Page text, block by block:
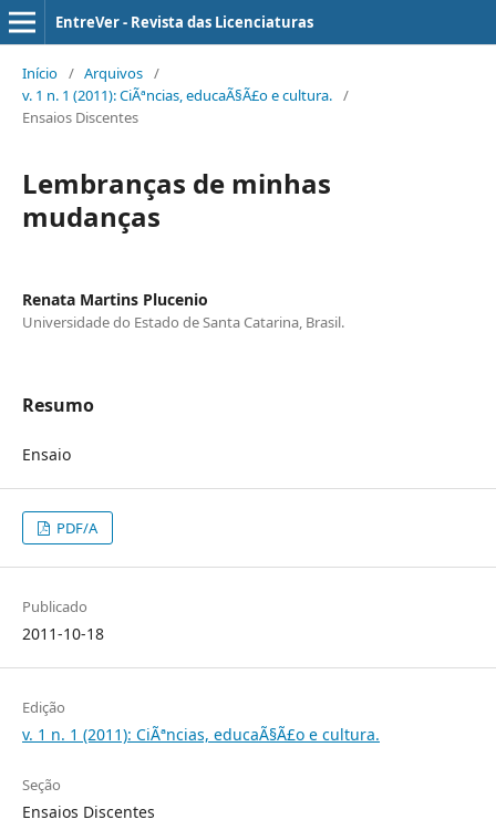
EntreVer - Revista das Licenciaturas
Início / Arquivos /
v. 1 n. 1 (2011): CiÃªncias, educaÃ§Ã£o e cultura. /
Ensaios Discentes
Lembranças de minhas
mudanças
Renata Martins Plucenio
Universidade do Estado de Santa Catarina, Brasil.
Resumo
Ensaio
PDF/A
Publicado
2011-10-18
Edição
v. 1 n. 1 (2011): CiÃªncias, educaÃ§Ã£o e cultura.
Seção
Ensaios Discentes